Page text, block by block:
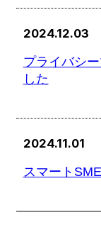
2024.12.03
プライバシ
した
2024.11.01
スマート